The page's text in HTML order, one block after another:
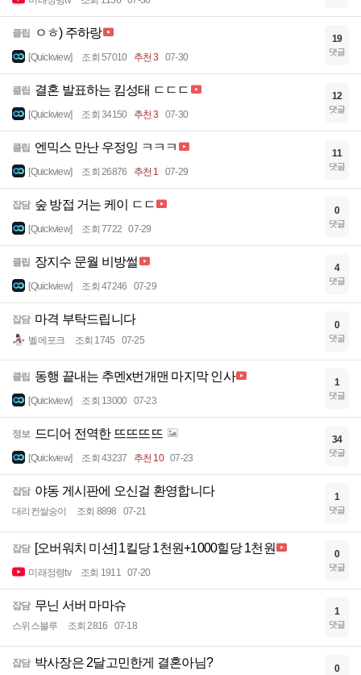
클립 ㅇㅎ) 주하랑
[Quickview] 조회 57010 추천 3 07-30
19
댓글
클립 결혼 발표하는 킴성태 ㄷㄷㄷ
[Quickview] 조회 34150 추천 3 07-30
12
댓글
클립 엔믹스 만난 우정잉 ㅋㅋㅋ
[Quickview] 조회 26876 추천 1 07-29
11
댓글
잡담 숲 방접 거는 케이 ㄷㄷ
[Quickview] 조회 7722 07-29
0
댓글
클립 장지수 문월 비방썰
[Quickview] 조회 47246 07-29
4
댓글
잡담 마격 부탁드립니다
벨에포크 조회 1745 07-25
0
댓글
클립 동행 끝내는 추멘x번개맨 마지막 인사
[Quickview] 조회 13000 07-23
1
댓글
정보 드디어 전역한 뜨뜨뜨뜨
[Quickview] 조회 43237 추천 10 07-23
34
댓글
잡담 야동 게시판에 오신걸 환영합니다
대리컨쌀숭이 조회 8898 07-21
1
댓글
잡담 [오버워치 미션] 1킬당 1천원+1000힐당 1천원
미래정령tv 조회 1911 07-20
0
댓글
잡담 무닌 서버 마마슈
스위스블루 조회 2816 07-18
1
댓글
잡담 박사장은 2달고민한게 결혼아님? 0